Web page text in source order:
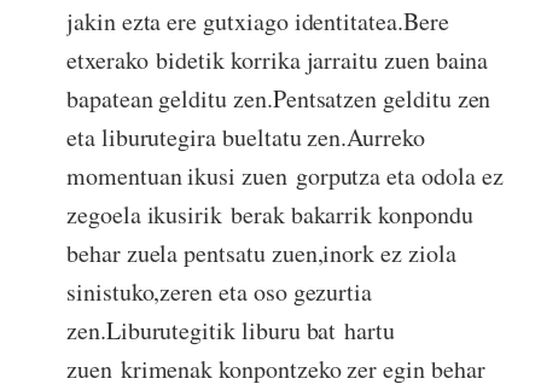
jakin ezta ere gutxiago identitatea.Bere
etxerako bidetik korrika jarraitu zuen baina
bapatean gelditu zen.Pentsatzen gelditu zen
eta liburutegira bueltatu zen.Aurreko
momentuan ikusi zuen gorputza eta odola ez
zegoela ikusirik berak bakarrik konpondu
behar zuela pentsatu zuen,inork ez ziola
sinistuko,zeren eta oso gezurtia
zen.Liburutegitik liburu bat hartu
zuen krimenak konpontzeko zer egin behar